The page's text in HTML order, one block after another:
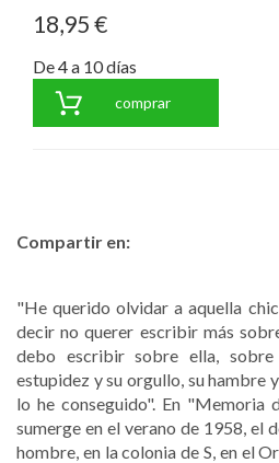
18,95 €
De 4 a 10 días
comprar
Compartir en:
"He querido olvidar a aquella
decir no querer escribir más
debo escribir sobre ella,
estupidez y su orgullo, su hambre
lo he conseguido". En "Memoria
sumerge en el verano de 1958, el
hombre, en la colonia de S, en el